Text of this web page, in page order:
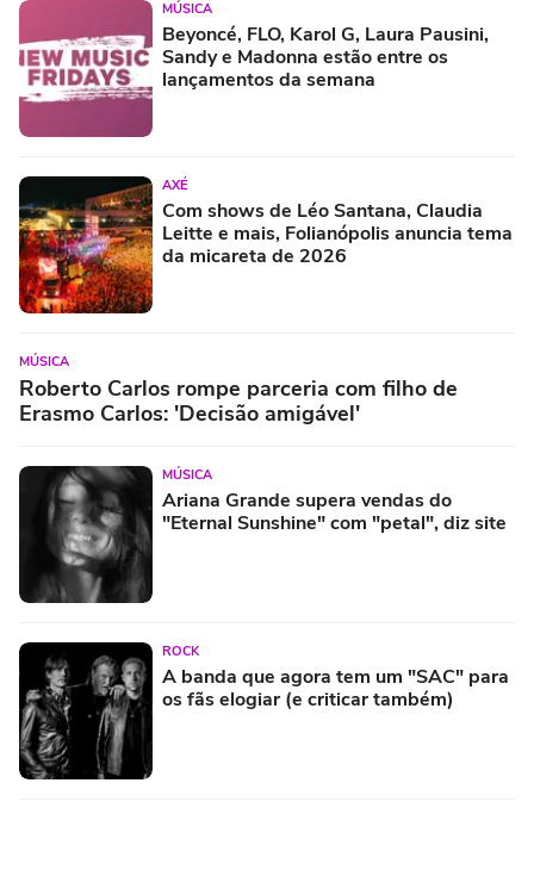
MÚSICA
Beyoncé, FLO, Karol G, Laura Pausini,
Sandy e Madonna estão entre os
lançamentos da semana
AXÉ
Com shows de Léo Santana, Claudia
Leitte e mais, Folianópolis anuncia tema
da micareta de 2026
MÚSICA
Roberto Carlos rompe parceria com filho de
Erasmo Carlos: 'Decisão amigável'
MÚSICA
Ariana Grande supera vendas do
"Eternal Sunshine" com "petal", diz site
ROCK
A banda que agora tem um "SAC" para
os fãs elogiar (e criticar também)